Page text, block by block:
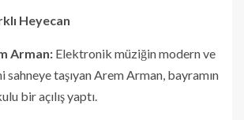
Heyecan
Arman: Elektronik müziğin modern ve
taşıyan Arem Arman, bayramın
bir açılış yaptı.